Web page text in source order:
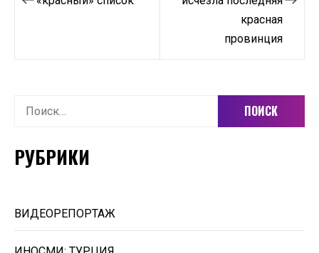
записям
красная
провинция
Найти:
РУБРИКИ
ВИДЕОРЕПОРТАЖ